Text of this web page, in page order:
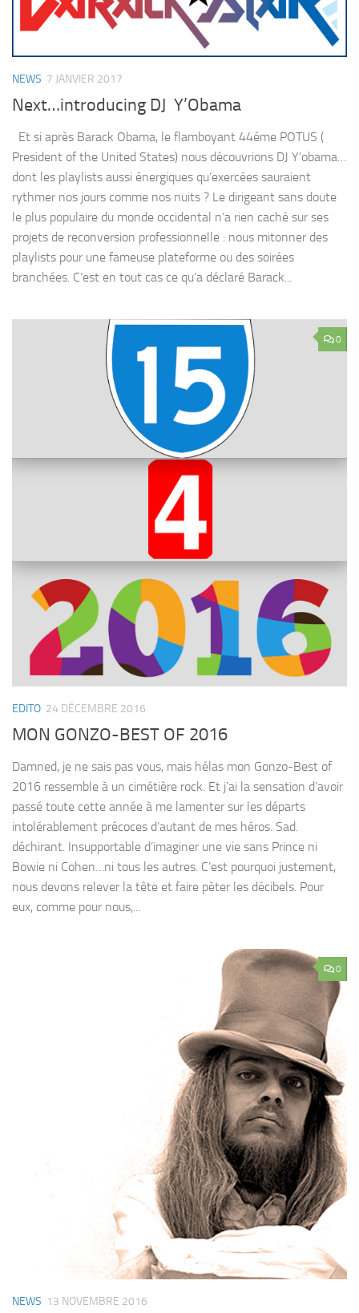
NEWS 7 JANVIER 2017
Next…introducing DJ Y’Obama
Et si après Barack Obama, le flamboyant 44éme POTUS (
President of the United States) nous découvrions DJ Y’obama…
dont les playlists aussi énergiques qu’exercées sauraient
rythmer nos jours comme nos nuits ? Le dirigeant sans doute
le plus populaire du monde occidental n’a rien caché sur ses
projets de reconversion professionnelle : nous mitonner des
playlists pour une fameuse plateforme ou des soirées
branchées. C’est en tout cas ce qu’a déclaré Barack...
0
EDITO 24 DÉCEMBRE 2016
MON GONZO-BEST OF 2016
Damned, je ne sais pas vous, mais hélas mon Gonzo-Best of
2016 ressemble à un cimétière rock. Et j’ai la sensation d’avoir
passé toute cette année à me lamenter sur les départs
intolérablement précoces d’autant de mes héros. Sad.
déchirant. Insupportable d’imaginer une vie sans Prince ni
Bowie ni Cohen…ni tous les autres. C’est pourquoi justement,
nous devons relever la tête et faire pèter les décibels. Pour
eux, comme pour nous,...
0
NEWS 13 NOVEMBRE 2016